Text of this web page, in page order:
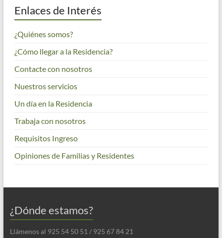
Enlaces de Interés
¿Quiénes somos?
¿Cómo llegar a la Residencia?
Contacte con nosotros
Nuestros servicios
Un día en la Residencia
Trabaja con nosotros
Requisitos Ingreso
Opiniones de Familias y Residentes
¿Dónde estamos?
Llámenos al 925 54 50 51 / 925 67 84 21